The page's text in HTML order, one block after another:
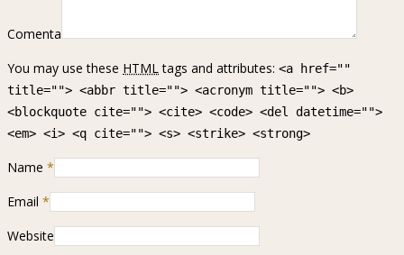
Comenta
You may use these HTMLtags and attributes: <a href=""
title=""> <abbr title=""> <acronym title=""> <b>
<blockquote cite=""> <cite> <code> <del datetime="">
<em> <i> <q cite=""> <s> <strike> <strong>
Name *
Email *
Website